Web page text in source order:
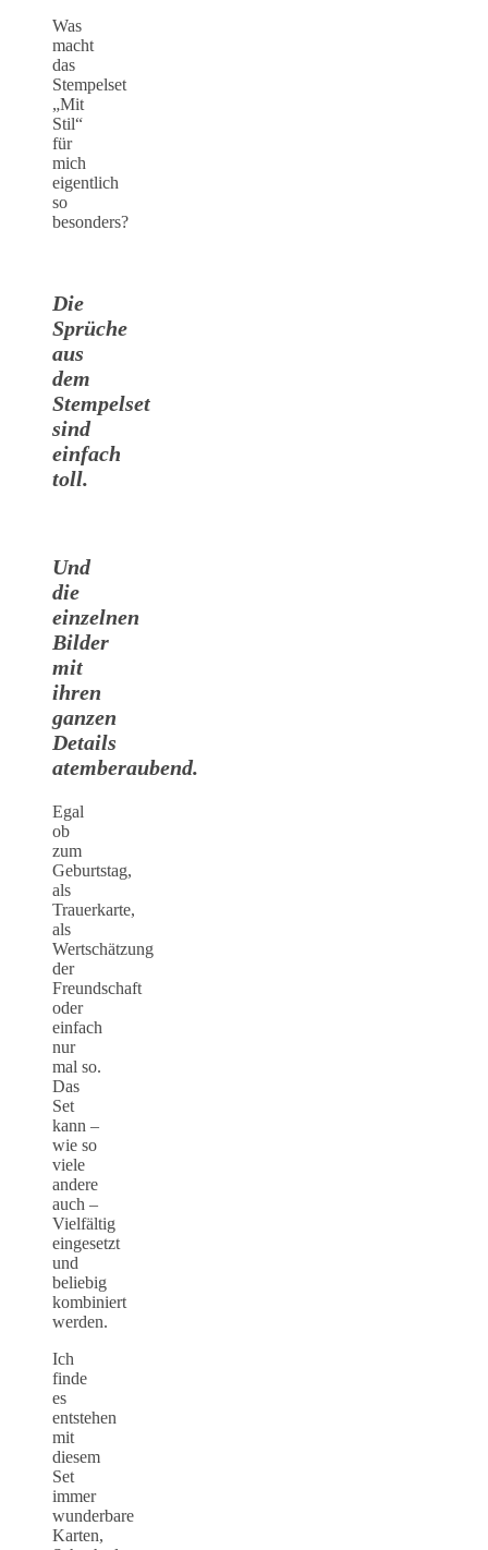
Was
macht
das
Stempelset
„Mit
Stil“
für
mich
eigentlich
so
besonders?
Die
Sprüche
aus
dem
Stempelset
sind
einfach
toll.
Und
die
einzelnen
Bilder
mit
ihren
ganzen
Details
atemberaubend.
Egal
ob
zum
Geburtstag,
als
Trauerkarte,
als
Wertschätzung
der
Freundschaft
oder
einfach
nur
mal so.
Das
Set
kann –
wie so
viele
andere
auch –
Vielfältig
eingesetzt
und
beliebig
kombiniert
werden.
Ich
finde
es
entstehen
mit
diesem
Set
immer
wunderbare
Karten,